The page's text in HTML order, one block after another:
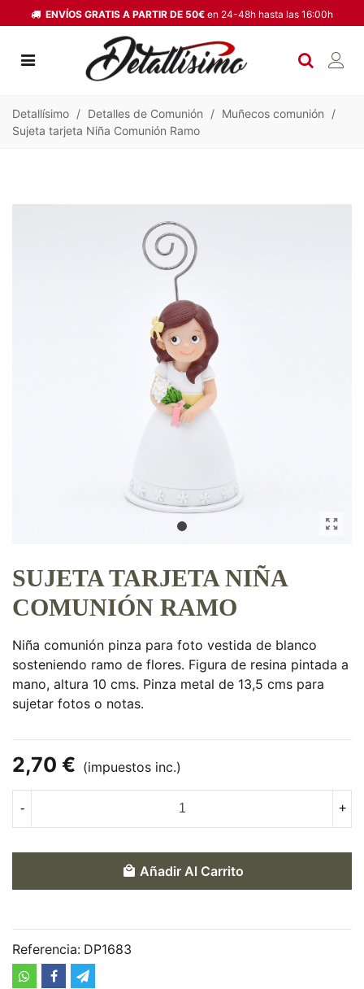
ENVÍOS GRATIS A PARTIR DE 50€ en 24-48h hasta las 16:00h
Detallísimo / Detalles de Comunión / Muñecos comunión
/
Sujeta tarjeta Niña Comunión Ramo
SUJETA TARJETA NIÑA
COMUNIÓN RAMO
Niña comunión pinza para foto vestida de blanco
sosteniendo ramo de flores. Figura de resina pintada a
mano, altura 10 cms. Pinza metal de 13,5 cms para
sujetar fotos o notas.
2,70 € (impuestos inc.)
- +
Añadir Al Carrito
Referencia: DP1683